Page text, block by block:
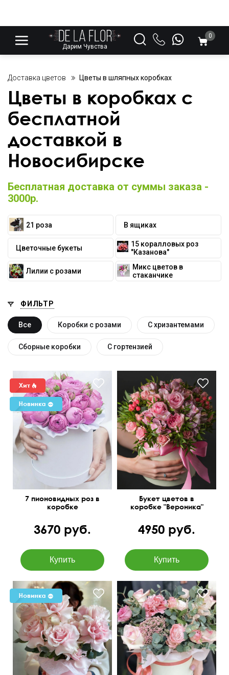
Дарим Чувства
0
Доставка цветов Цветы в шляпных коробках
Цветы в коробках с
бесплатной
доставкой в
Новосибирске
Бесплатная доставка от суммы заказа -
3000р.
21 роза В ящиках
Цветочные букеты
15 коралловых роз
"Казанова"
Лилии с розами
Микс цветов в
стаканчике
ФИЛЬТР
Все Коробки с розами С хризантемами
Сборные коробки С гортензией
7 пионовидных роз в
коробке
3670 руб.
Цветочная композиция с
бесплатной доставкой.
Букет цветов в
коробке "Вероника"
4950 руб.